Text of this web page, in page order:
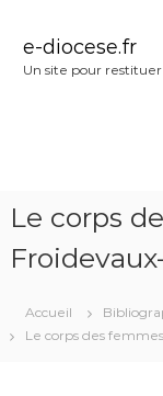
e-diocese.fr
Un site pour
Le corps
Accueil
Le corps des